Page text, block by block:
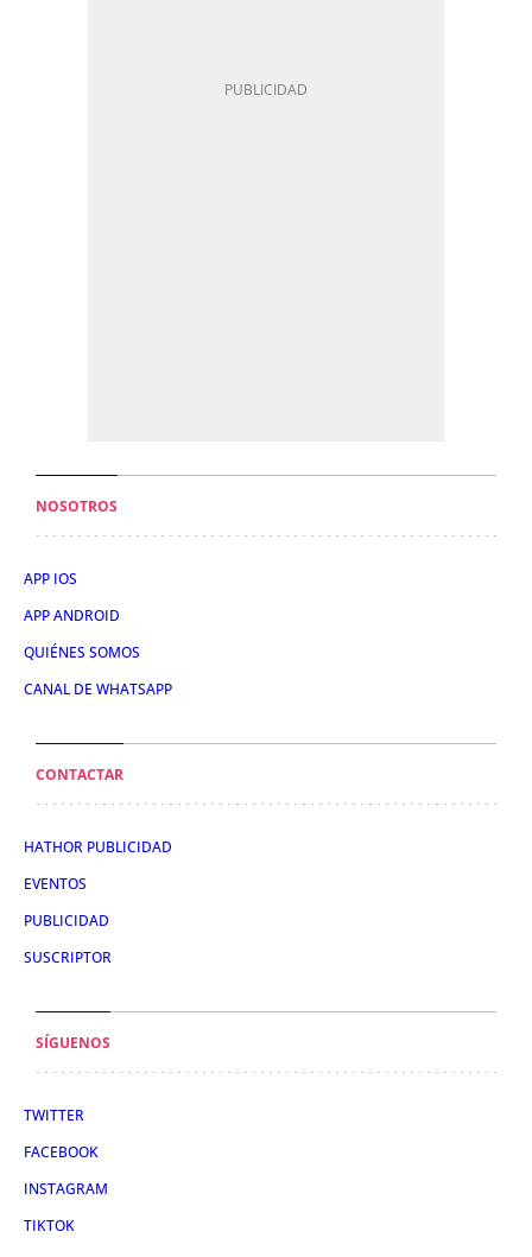
NOSOTROS
APP IOS
APP ANDROID
QUIÉNES SOMOS
CANAL DE WHATSAPP
CONTACTAR
HATHOR PUBLICIDAD
EVENTOS
PUBLICIDAD
SUSCRIPTOR
SÍGUENOS
TWITTER
FACEBOOK
INSTAGRAM
TIKTOK